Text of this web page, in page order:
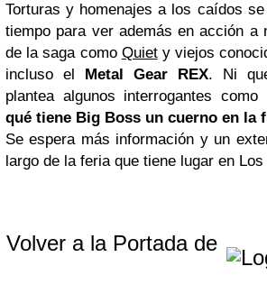
Torturas y homenajes a los caídos
tiempo para ver además en acción a
de la saga como Quiety viejos
incluso el
Metal Gear REX. Ni
plantea algunos interrogantes
qué tiene Big Boss un cuerno en la
Se espera más información y un
largo de la feria que tiene lugar en
Volver a la Portada de